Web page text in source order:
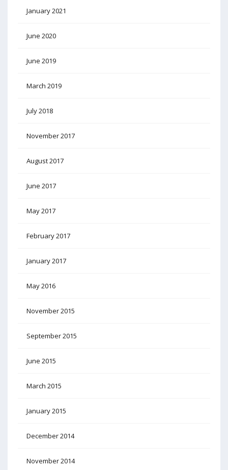
January 2021
June 2020
June 2019
March 2019
July 2018
November 2017
August 2017
June 2017
May 2017
February 2017
January 2017
May 2016
November 2015
September 2015
June 2015
March 2015
January 2015
December 2014
November 2014